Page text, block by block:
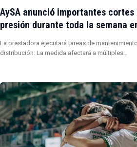
AySA anunció importantes cortes
presión durante toda la semana
La prestadora ejecutará tareas de
distribución. La medida afectará a múltiples…